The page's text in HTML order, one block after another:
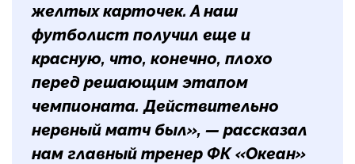
желтых карточек. А наш
футболист получил еще и
красную, что, конечно, плохо
перед решающим этапом
чемпионата. Действительно
нервный матч был», — рассказал
нам главный тренер ФК «Океан»